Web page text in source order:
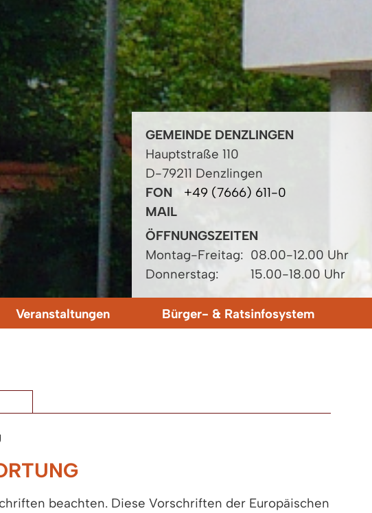
GEMEINDE DENZLINGEN
Hauptstraße 110
D-79211 Denzlingen
FON
+49 (7666) 611-0
MAIL
ÖFFNUNGSZEITEN
Montag-Freitag: 08.00-12.00 Uhr
Donnerstag:
15.00-18.00 Uhr
Veranstaltungen Bürger- & Ratsinfosystem
beachten. Diese Vorschriften der Europäischen